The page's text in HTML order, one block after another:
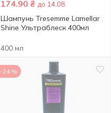
174.90 ₴ до 14.08
Шампунь Tresemme Lamellar
Shine Ультраблеск 400мл
400 мл
-24 %